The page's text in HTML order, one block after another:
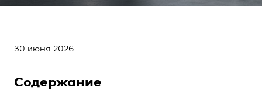
30 июня 2026
Содержание